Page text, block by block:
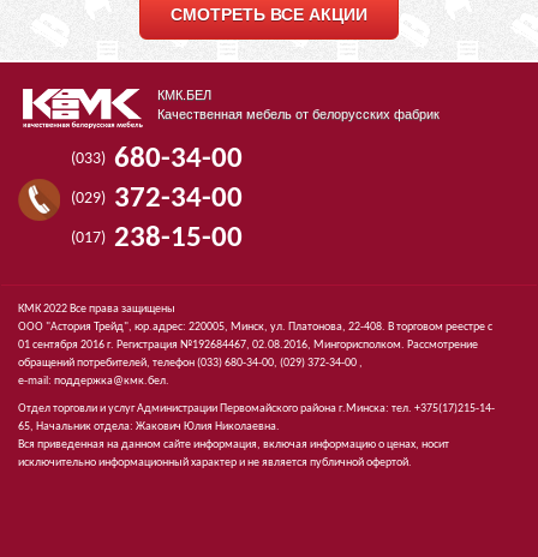
СМОТРЕТЬ ВСЕ АКЦИИ
КМК.БЕЛ
Качественная мебель от белорусских фабрик
(033) 680-34-00
(029) 372-34-00
(017) 238-15-00
КМК 2022 Все права защищены
ООО "Астория Трейд", юр.адрес: 220005, Минск, ул. Платонова, 22-408. В торговом реестре с
01 сентября 2016 г. Регистрация №192684467, 02.08.2016, Мингорисполком. Рассмотрение
обращений потребителей, телефон(033)680-34-00, (029)372-34-00 ,
e-mail: поддержка@кмк.бел.
Отдел торговли и услуг Администрации Первомайского района г.Минска: тел. +375(17)215-14-
65, Начальник отдела: Жакович Юлия Николаевна.
Вся приведенная на данном сайте информация, включая информацию о ценах, носит
исключительно информационный характер и не является публичной офертой.